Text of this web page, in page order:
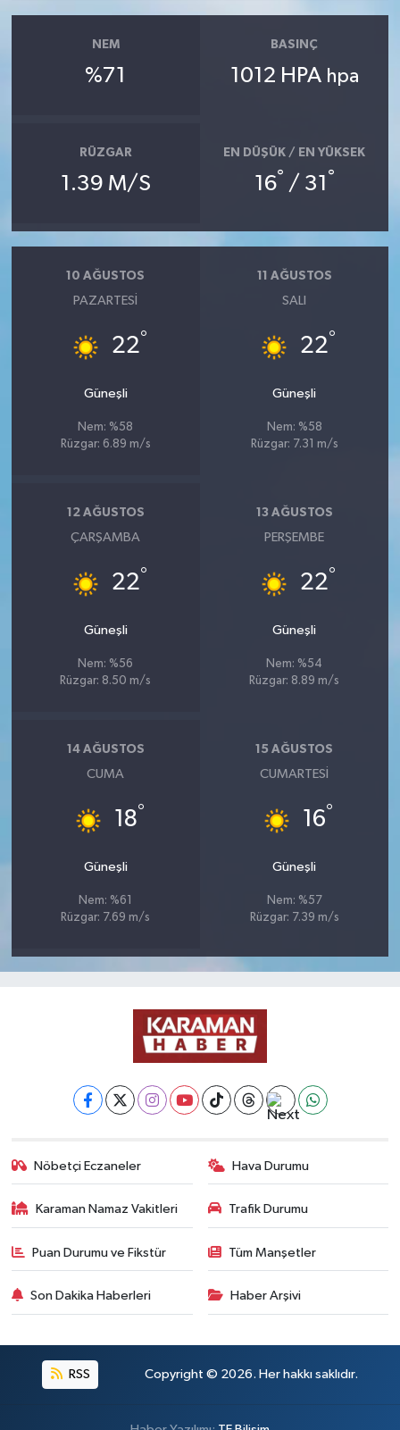
NEM
%71
BASINÇ
1012 HPA hpa
RÜZGAR
1.39 M/S
EN DÜŞÜK / EN YÜKSEK
16° / 31 °
10 AĞUSTOS
PAZARTESI
22°
Güneşli
Nem: %58
Rüzgar: 6.89 m/s
11 AĞUSTOS
SALI
22°
Güneşli
Nem: %58
Rüzgar: 7.31 m/s
12 AĞUSTOS
ÇARŞAMBA
22°
Güneşli
Nem: %56
Rüzgar: 8.50 m/s
13 AĞUSTOS
PERŞEMBE
22°
Güneşli
Nem: %54
Rüzgar: 8.89 m/s
14 AĞUSTOS
CUMA
18°
Güneşli
Nem: %61
Rüzgar: 7.69 m/s
15 AĞUSTOS
CUMARTESI
16°
Güneşli
Nem: %57
Rüzgar: 7.39 m/s
Nöbetçi Eczaneler Hava Durumu
Karaman Namaz Vakitleri Trafik Durumu
Puan Durumu ve Fikstür Tüm Manşetler
Son Dakika Haberleri Haber Arşivi
RSS Copyright © 2026. Her hakkı saklıdır.